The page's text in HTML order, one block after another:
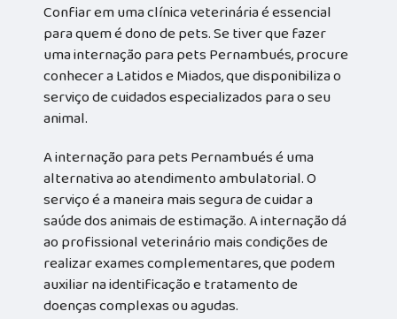
Confiar em uma clínica veterinária é essencial
para quem é dono de pets. Se tiver que fazer
uma internação para pets Pernambués, procure
conhecer a Latidos e Miados, que disponibiliza o
serviço de cuidados especializados para o seu
animal.
A internação para pets Pernambués é uma
alternativa ao atendimento ambulatorial. O
serviço é a maneira mais segura de cuidar a
saúde dos animais de estimação. A internação dá
ao profissional veterinário mais condições de
realizar exames complementares, que podem
auxiliar na identificação e tratamento de
doenças complexas ou agudas.